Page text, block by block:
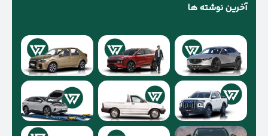
آخرین نوشته ها